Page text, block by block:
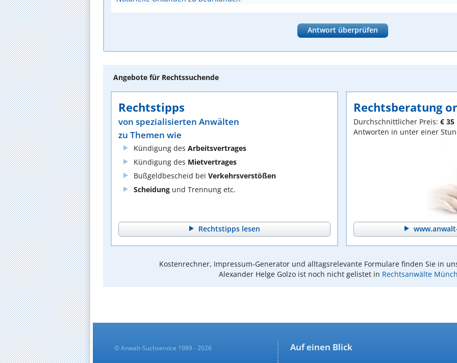
Antwort überprüfen
Angebote für Rechtssuchende
Rechtstipps
von spezialisierten Anwälten
zu Themen wie
Kündigung des Arbeitsvertrages
Kündigung des Mietvertrages
Bußgeldbescheid bei Verkehrsverstößen
Scheidung und Trennung etc.
Rechtstipps lesen
Rechtsberatung
Durchschnittlicher Preis: € 35
Antworten in unter einer
Kostenrechner, Impressum-Generator und alltagsrelevante Formulare finden Sie in
Alexander Helge Golzo ist noch nicht gelistet in Rechtsanwälte
Auf einen Blick
© Anwalt-Suchservice 1989 - 2026